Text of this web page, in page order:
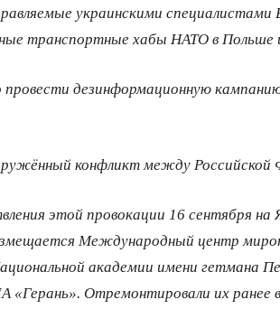
украинскими
транспортные хабы НАТО в Польше
провести дезинформационную
конфликт между Российской
этой провокации 16 сентября на
Международный центр
академии имени гетмана
«Герань». Отремонтировали их ранее